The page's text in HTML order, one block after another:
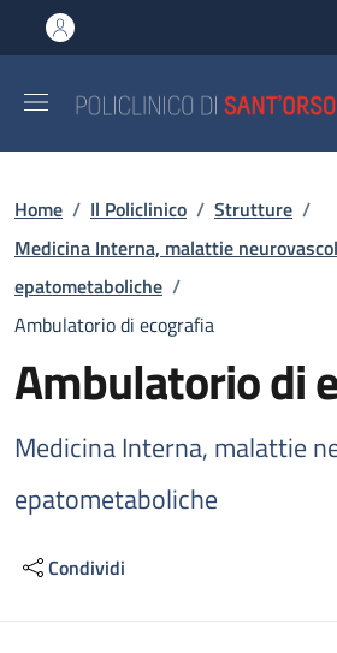
al contenuto principale
to footer content
Briciole di pane
Home / Il Policlinico / Strutture /
Medicina Interna, malattie
epatometaboliche /
Ambulatorio di ecografia
Ambulatorio di
Medicina Interna, malattie
epatometaboliche
Condividi